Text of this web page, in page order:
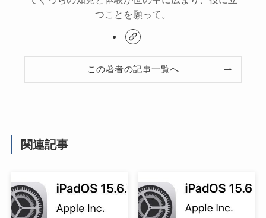
つことを願って。
この著者の記事一覧へ
関連記事